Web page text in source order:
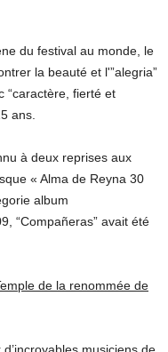
du festival au monde, le
la beauté et l'”alegria”
“caractère, fierté et
ans.
à deux reprises aux
« Alma de Reyna 30
album
“Compañeras” avait été
de la renommée de